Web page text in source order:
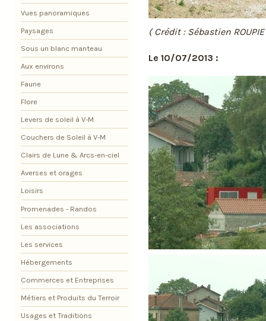
( Crédit : Sébastien
Le 10/07/2013 :
Vues panoramiques
Paysages
Sous un blanc manteau
Aux environs
Faune
Flore
Levers de soleil à V-M
Couchers de Soleil à V-M
Clairs de Lune & Arcs-en-ciel
Averses et orages
Loisirs
Promenades - Randos
Les associations
Les services
Hébergements
Commerces et Entreprises
Métiers et Produits du Terroir
Usages et Traditions